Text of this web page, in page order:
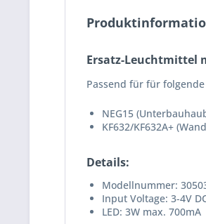
Ersatz-Leuchtmittel
Passend für für
NEG15
KF632/KF632A+
Details:
Modellnummer:
Input Voltage: 3-4V
LED: 3W max. 700mA